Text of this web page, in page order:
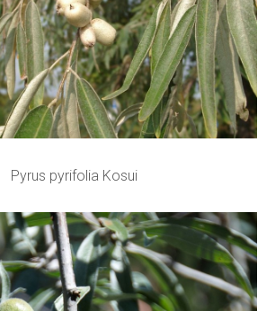
Pyrus pyrifolia Kosui